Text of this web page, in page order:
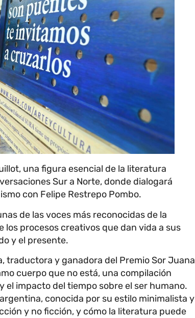
una figura esencial de la literatura
Sur a Norte, donde dialogará
con Felipe Restrepo Pombo.
de las voces más reconocidas de la
procesos creativos que dan vida a sus
y el presente.
traductora y ganadora del Premio Sor Juana
cuerpo que no está, una compilación
el impacto del tiempo sobre el ser humano.
conocida por su estilo minimalista y
y no ficción, y cómo la literatura puede